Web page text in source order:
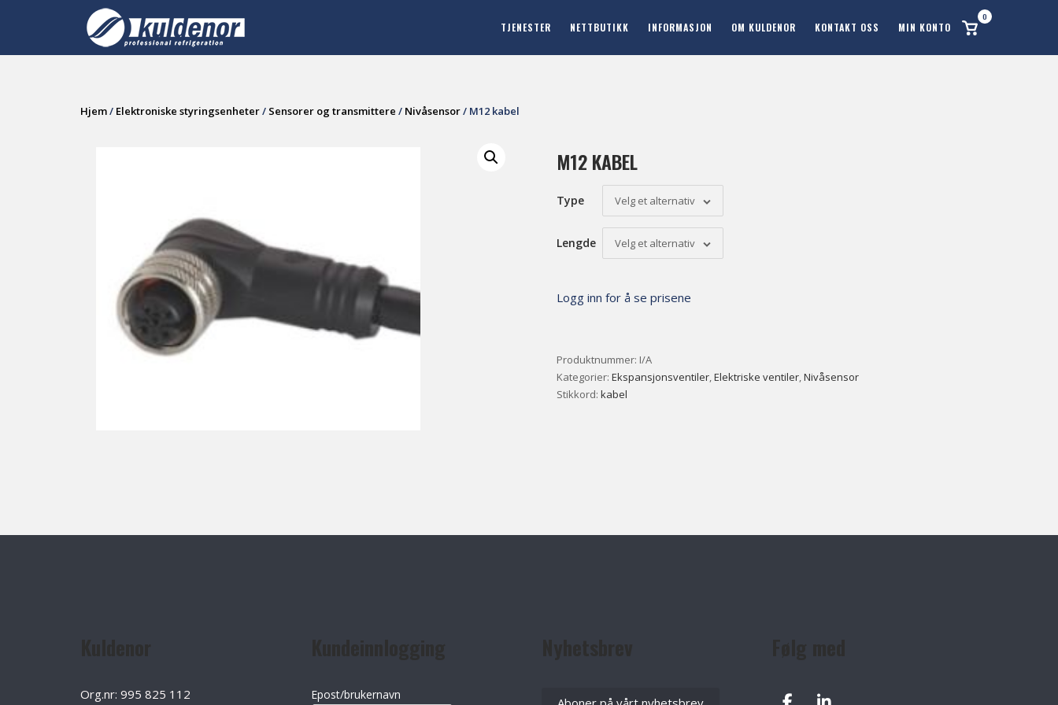
TJENESTER NETTBUTIKK INFORMASJON OM KULDENOR KONTAKT OSS MIN KONTO
Se 0
Hjem/ Elektroniske styringsenheter/ Sensorer og transmittere / Nivåsensor/ M12 kabel
M12 KABEL
Type Velg et alternativ
Lengde Velg et alternativ
Logg inn for å se prisene
Produktnummer: I/A
Kategorier:Ekspansjonsventiler,Elektriske ventiler,Nivåsensor
Stikkord:kabel
Org.nr: 995 825 112 Epost/brukernavn